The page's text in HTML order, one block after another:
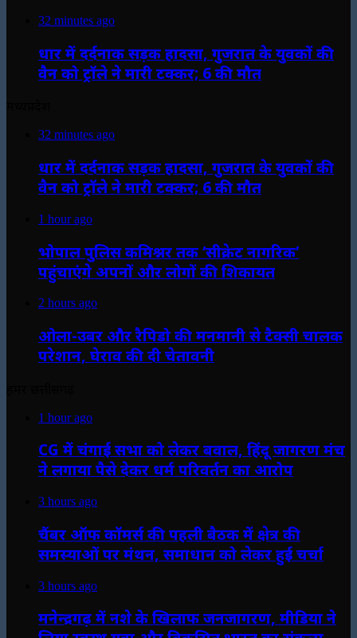
32 minutes ago
धार में दर्दनाक सड़क हादसा, गुजरात के युवकों की
वैन को ट्रॉले ने मारी टक्कर; 6 की मौत
32 minutes ago
धार में दर्दनाक सड़क हादसा, गुजरात के युवकों की
वैन को ट्रॉले ने मारी टक्कर; 6 की मौत
1 hour ago
भोपाल पुलिस कमिश्नर तक ‘सीक्रेट नागरिक’
पहुंचाएंगे अपनों और लोगों की शिकायत
2 hours ago
ओला-उबर और रैपिडो की मनमानी से टैक्सी चालक
परेशान, घेराव की दी चेतावनी
1 hour ago
CG में चंगाई सभा को लेकर बवाल, हिंदू जागरण मंच
ने लगाया पैसे देकर धर्म परिवर्तन का आरोप
3 hours ago
चैंबर ऑफ कॉमर्स की पहली बैठक में क्षेत्र की
समस्याओं पर मंथन, समाधान को लेकर हुई चर्चा
3 hours ago
मनेन्द्रगढ़ में नशे के खिलाफ जनजागरण, मीडिया ने